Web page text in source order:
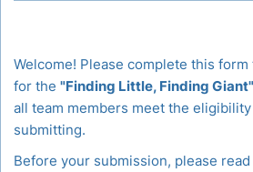
Welcome! Please complete this
for the "Finding Little, Finding
all team members meet the
submitting.
Before your submission, please